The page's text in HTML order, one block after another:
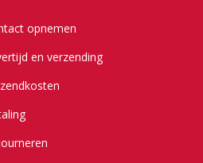
opnemen
en verzending